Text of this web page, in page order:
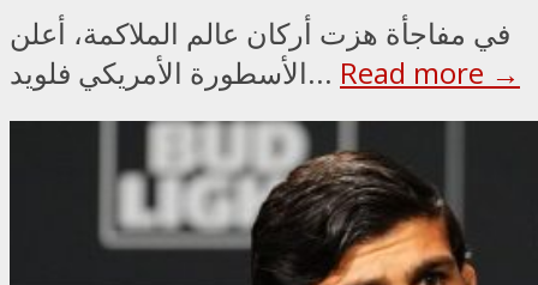
في مفاجأة هزت أركان عالم الملاكمة، أعلن
الأسطورة الأمريكي فلويد... Read more →